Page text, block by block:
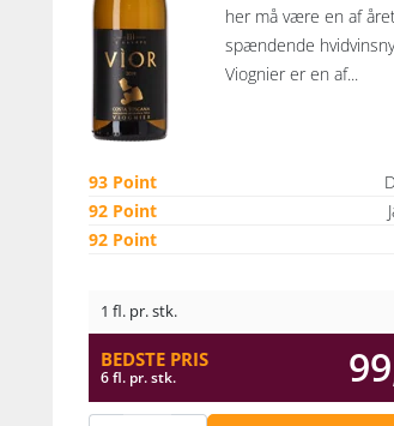
her må være en af
spændende
Viognier er en af...
93 Point
92 Point
92 Point
1 fl. pr. stk.
BEDSTE PRIS
6 fl. pr. stk.